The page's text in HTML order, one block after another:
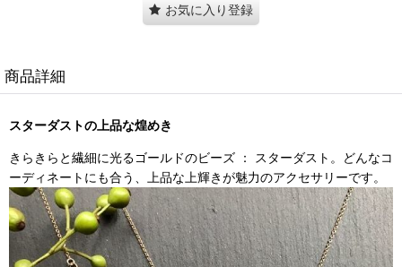
お気に入り登録
商品詳細
スターダストの上品な煌めき
きらきらと繊細に光るゴールドのビーズ ： スターダスト。どんなコ
ーディネートにも合う、上品な上輝きが魅力のアクセサリーです。